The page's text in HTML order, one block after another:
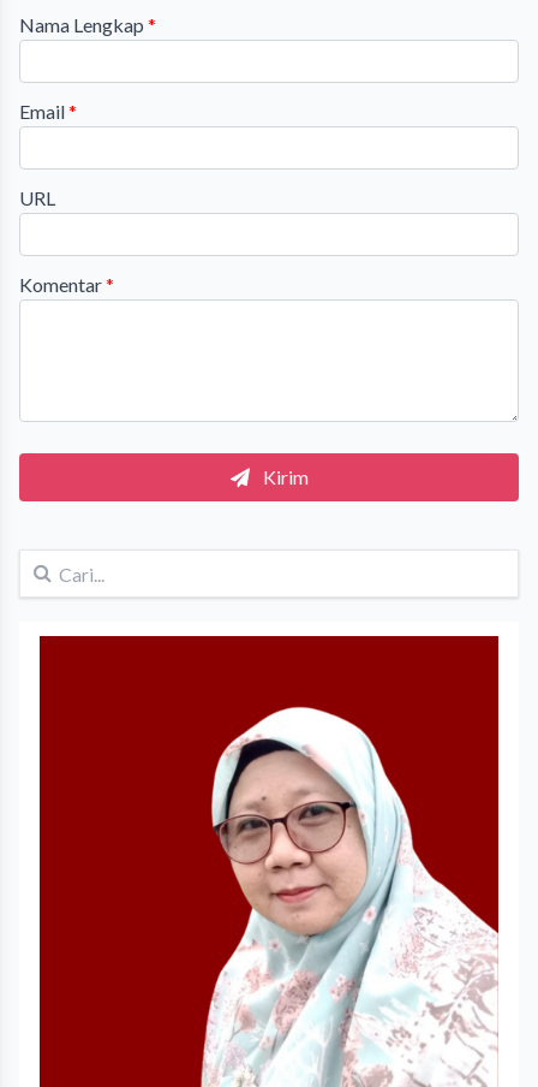
Nama Lengkap *
Email*
URL
Komentar*
Kirim